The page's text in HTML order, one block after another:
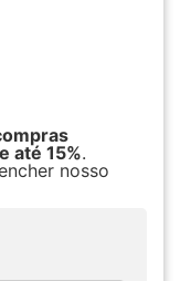
até 15%.
nosso